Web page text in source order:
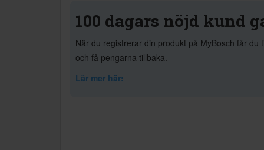
100 dagars nöjd kund
När du registrerar din produkt på MyBosch får
och få pengarna tillbaka.
Lär mer här: